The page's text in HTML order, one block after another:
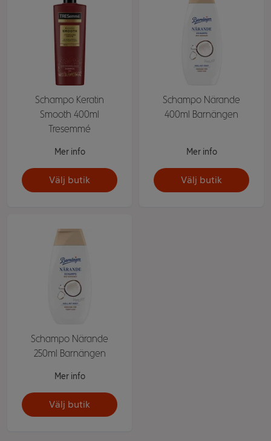
Schampo Keratin
Smooth 400ml
Tresemmé
Mer info
Välj butik
Schampo Närande
400ml Barnängen
Mer info
Välj butik
Schampo Närande
250ml Barnängen
Mer info
Välj butik